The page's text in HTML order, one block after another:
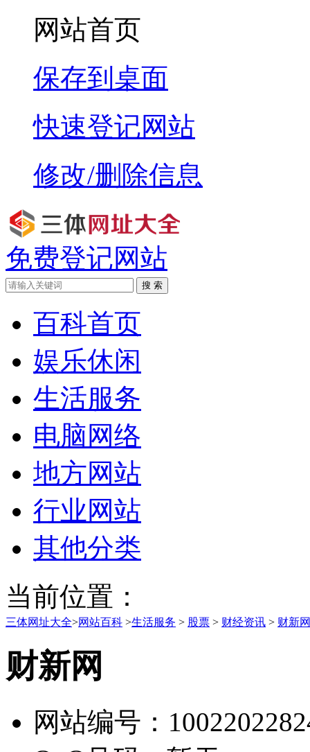
网站首页
保存到桌面
快速登记网站
修改/删除信息
免费登记网站
搜 索
百科首页
娱乐休闲
生活服务
电脑网络
地方网站
行业网站
其他分类
当前位置：
三体网址大全>网站百科 >生活服务 > 股票 > 财经资讯 > 财新网
财新网
网站编号：